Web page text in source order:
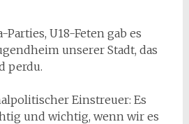
Parties, U18-Feten gab es
unserer Stadt, das
perdu.
Einstreuer: Es
und wichtig, wenn wir es